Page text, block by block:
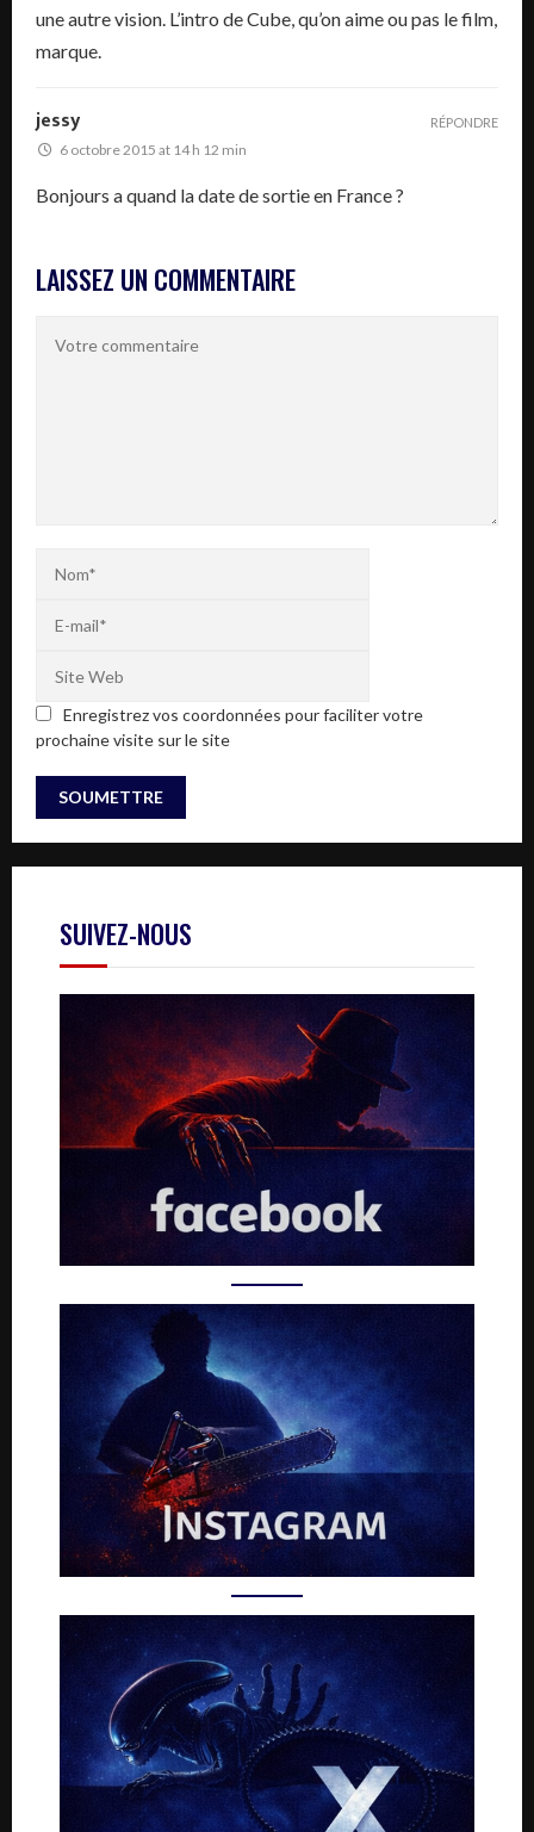
une autre vision. L’intro de Cube, qu’on aime ou pas le film,
marque.
jessy
6 octobre 2015 at 14 h 12 min
Bonjours a quand la date de sortie en France ?
RÉPONDRE
LAISSEZ UN COMMENTAIRE
Enregistrez vos coordonnées pour faciliter votre
prochaine visite sur le site
SUIVEZ-NOUS